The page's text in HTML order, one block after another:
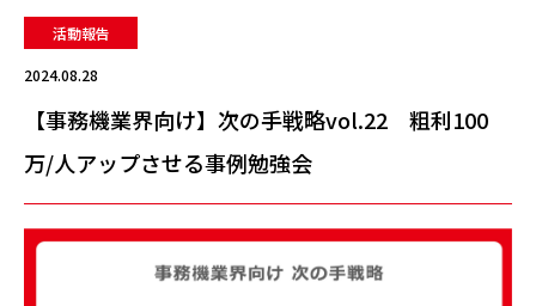
活動報告
2024.08.28
【事務機業界向け】次の手戦略vol.22 粗利100
万/人アップさせる事例勉強会